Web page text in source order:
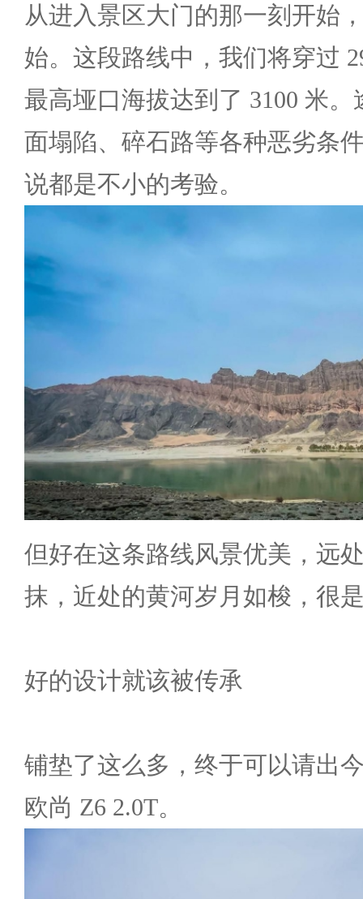
从进入景区大门的那一刻开始
始。这段路线中，我们将穿过
最高垭口海拔达到了 3100 米
面塌陷、碎石路等各种恶劣条
说都是不小的考验。
但好在这条路线风景优美，远
抹，近处的黄河岁月如梭，很
好的设计就该被传承
铺垫了这么多，终于可以请出
欧尚 Z6 2.0T。